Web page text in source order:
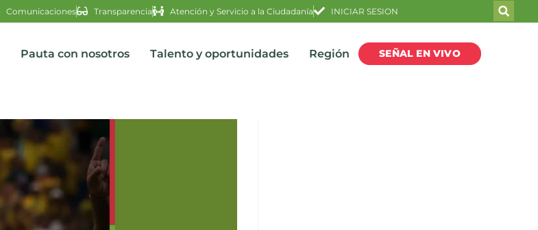
Comunicaciones Transparencia Atención y Servicio a la Ciudadanía INICIAR SESION
Pauta con nosotros Talento y oportunidades Región SEÑAL EN VIVO